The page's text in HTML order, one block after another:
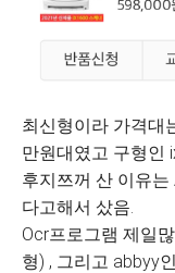
최신형이라 가격대
만원대였고 구형인
후지쯔꺼 산 이유는
다고해서 샀음.
Ocr프로그램 제일
형) , 그리고 abbyy